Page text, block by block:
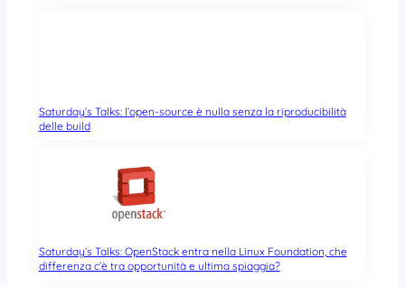
Saturday’s Talks: l’open-source è nulla senza la riproducibilità
delle build
Saturday’s Talks: OpenStack entra nella Linux Foundation, che
differenza c’è tra opportunità e ultima spiaggia?